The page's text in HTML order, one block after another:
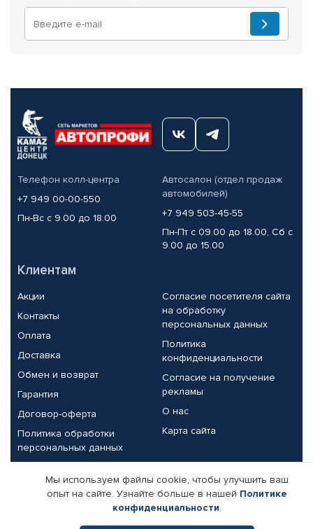
Телефон колл-центра
+7 949 00-00-550
Пн-Вс с 9.00 до 18.00
Автосалон (отдел продаж
автомобилей)
+7 949 503-45-55
Пн-Пт с 09.00 до 18.00, Сб с
9.00 до 15.00
Клиентам
Акции
Контакты
Оплата
Доставка
Обмен и возврат
Гарантия
Договор-оферта
Политика обработки
персональных данных
Согласие посетителя сайта
на обработку
персональных данных
Политика
конфиденциальности
Согласие на получение
рекламы
О нас
Карта сайта
Партнерам
Корпоративным клиентам
Поставщикам
Реквизиты компании
Мы используем файлы cookie, чтобы улучшить ваш
опыт на сайте. Узнайте больше в нашей Политике
конфиденциальности.